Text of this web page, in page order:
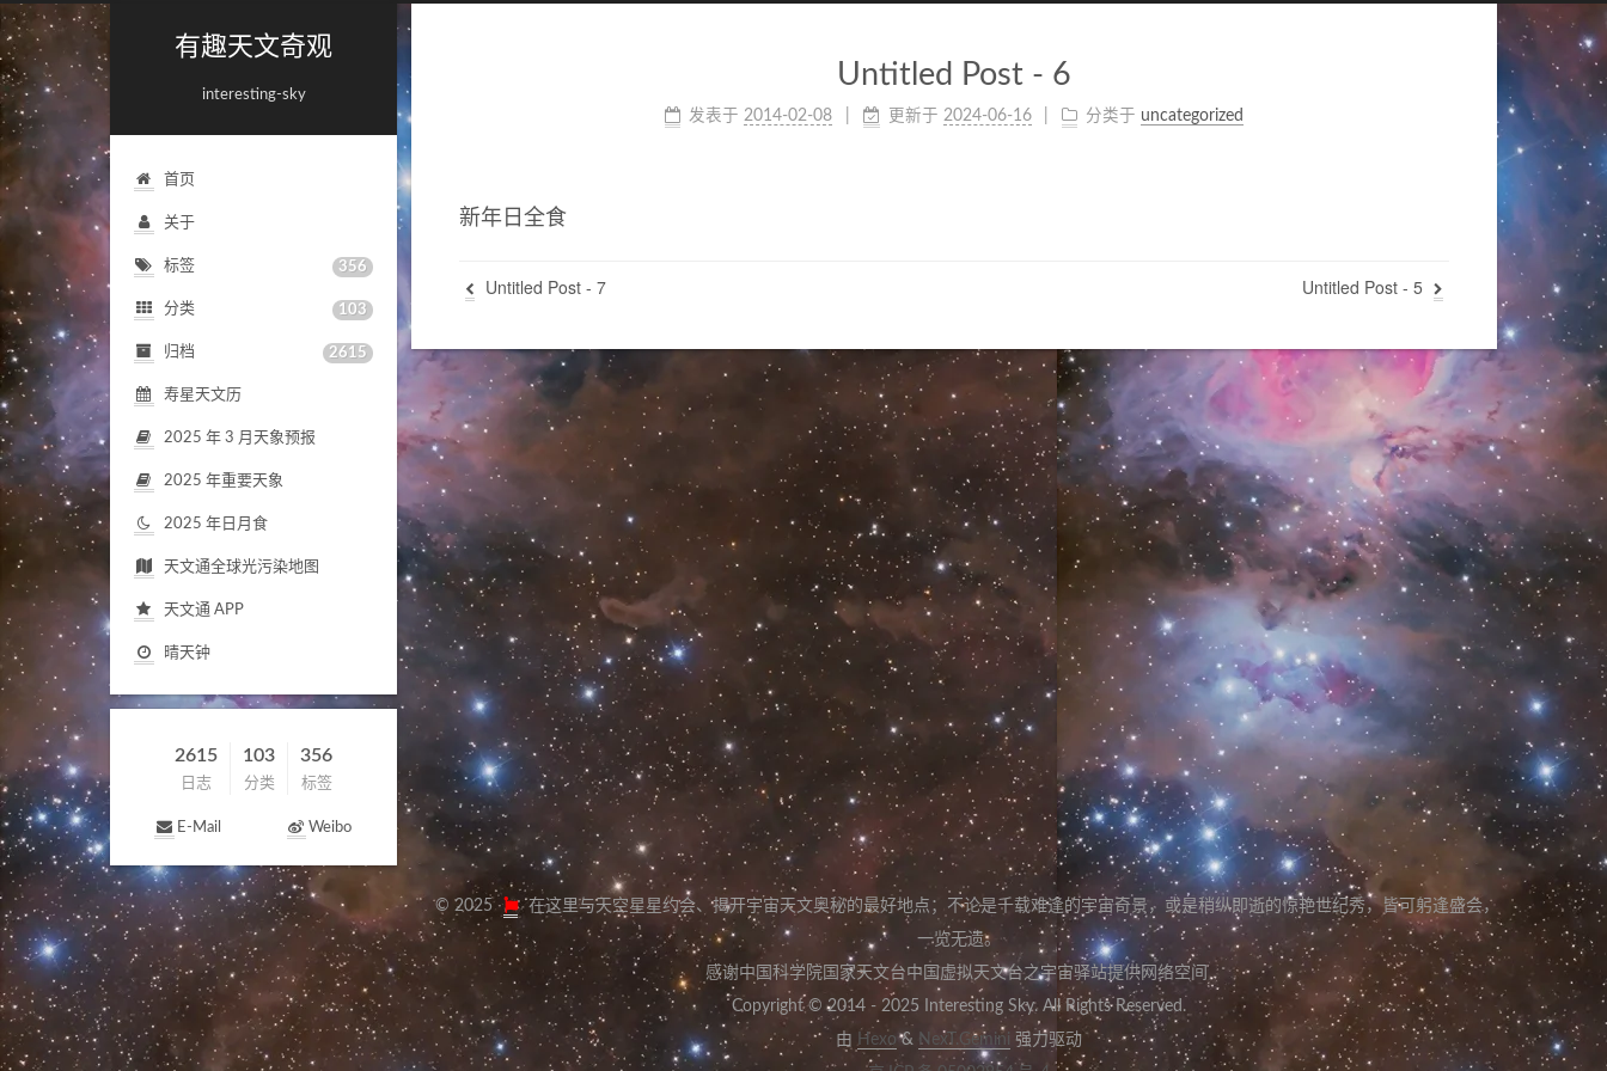
有趣天文奇观
interesting-sky
首页
关于
标签 356
分类 103
归档 2615
寿星天文历
2025 年 3 月天象预报
2025 年重要天象
2025 年日月食
天文通全球光污染地图
天文通 APP
晴天钟
Untitled Post - 6
发表于 2014-02-08 更新于 2024-06-16 分类于 uncategorized
新年日全食
Untitled Post - 7 Untitled Post - 5
2615
日志
103
分类
356
标签
E-Mail Weibo
© 2025 在这里与天空星星约会、揭开宇宙天文奥秘的最好地点 ； 不论是千载难逢的宇宙奇景 ， 或是稍纵即逝的惊艳世纪秀 ，皆可躬逢盛会，
一览无遗。
感谢中国科学院国家天文台中国虚拟天文台之宇宙驿站提供网络空间
Copyright © 2014 - 2025 Interesting Sky. All Rights Reserved.
由
Hexo & NexT.Gemini 强力驱动